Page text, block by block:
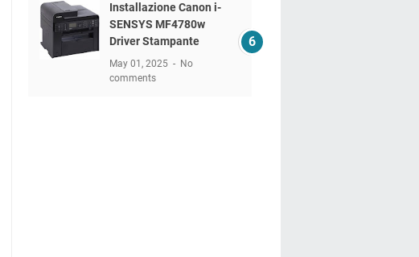
Installazione Canon i-
SENSYS MF4780w
Driver Stampante
May 01, 2025
No
comments